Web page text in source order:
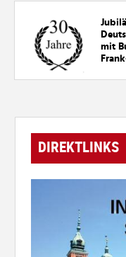
mit
DIREKTLINKS